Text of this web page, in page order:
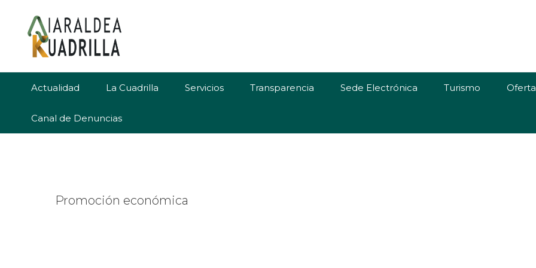
principal
contenido
páginaActualidad La Cuadrilla Servicios Transparencia Sede Electrónica Turismo
Canal de Denuncias
Promoción económica